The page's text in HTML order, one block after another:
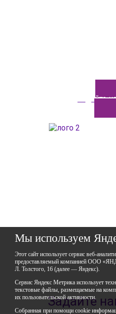
Задайте
Мы используем
Этот сайт использует сервис веб-
предоставляемый компанией ООО
Л. Толстого, 16 (далее — Яндекс).
Сервис Яндекс Метрика использует
текстовые файлы, размещаемые на
их пользовательской активности.
Собранная при помощи cookie
+7 (347) 246-67-
Политика конфиденциальности
Задайте